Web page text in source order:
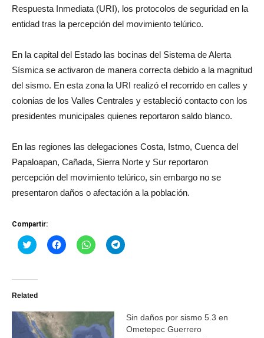
Respuesta Inmediata (URI), los protocolos de seguridad en la
entidad tras la percepción del movimiento telúrico.
En la capital del Estado las bocinas del Sistema de Alerta
Sísmica se activaron de manera correcta debido a la magnitud
del sismo. En esta zona la URI realizó el recorrido en calles y
colonias de los Valles Centrales y estableció contacto con los
presidentes municipales quienes reportaron saldo blanco.
En las regiones las delegaciones Costa, Istmo, Cuenca del
Papaloapan, Cañada, Sierra Norte y Sur reportaron
percepción del movimiento telúrico, sin embargo no se
presentaron daños o afectación a la población.
Compartir:
Haz
clic
Twitter
abre
una
ventana
nueva)
Haz
clic
una
ventana
nueva)
Haz
clic
una
ventana
nueva)
Haz
clic
una
ventana
nueva)
Related
Sin daños por sismo 5.3 en
Ometepec Guerrero